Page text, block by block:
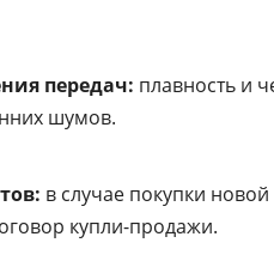
передач: плавность и
шумов.
в случае покупки
купли-продажи.